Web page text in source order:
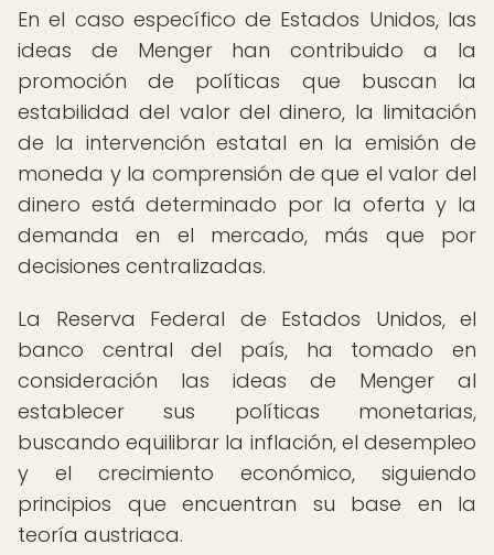
En el caso específico de Estados Unidos, las
ideas de Menger han contribuido a la
promoción de políticas que buscan la
estabilidad del valor del dinero, la limitación
de la intervención estatal en la emisión de
moneda y la comprensión de que el valor del
dinero está determinado por la oferta y la
demanda en el mercado, más que por
decisiones centralizadas.
La Reserva Federal de Estados Unidos, el
banco central del país, ha tomado en
consideración las ideas de Menger al
establecer sus políticas monetarias,
buscando equilibrar la inflación, el desempleo
y el crecimiento económico, siguiendo
principios que encuentran su base en la
teoría austriaca.